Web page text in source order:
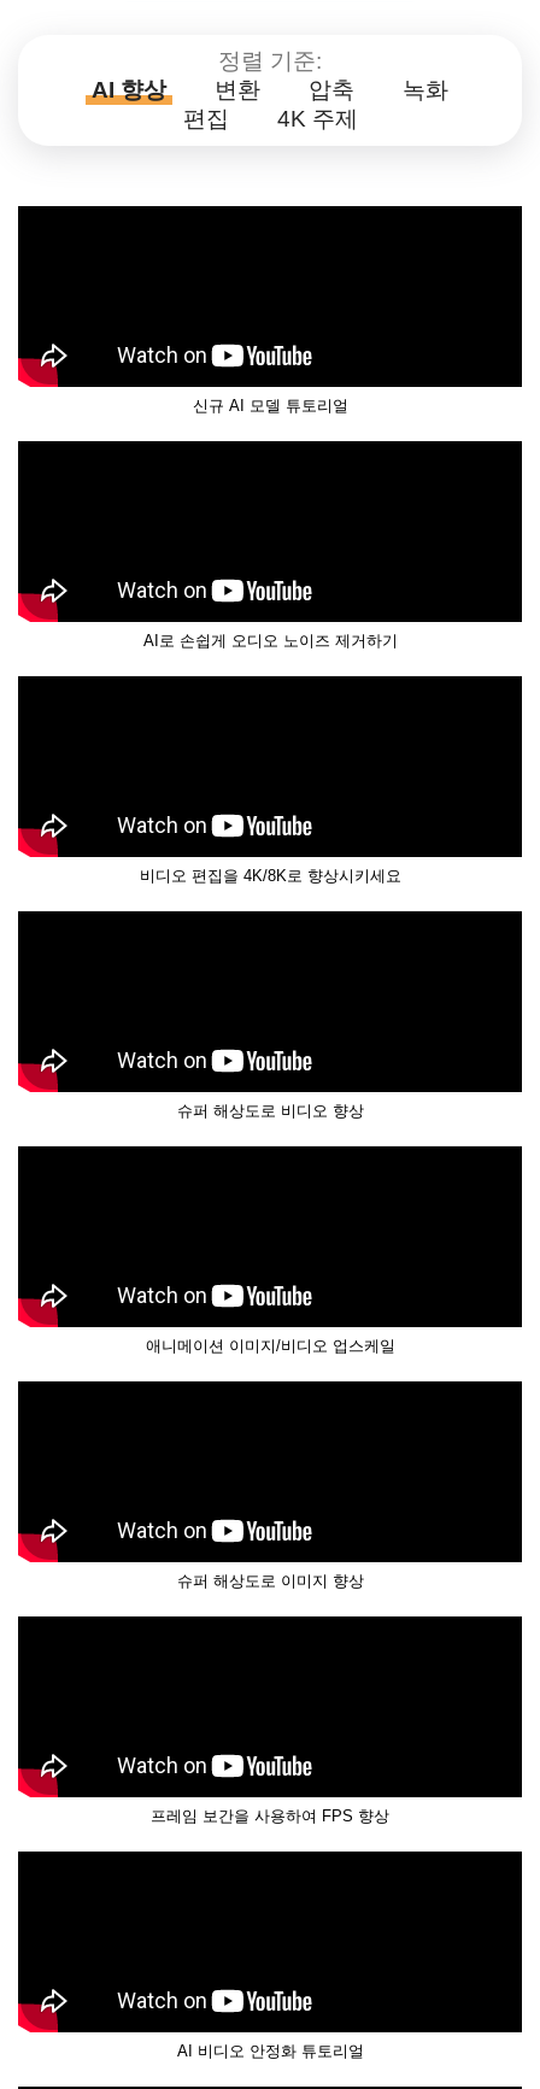
정렬 기준:
AI 향상
변환 압축
녹화
편집
4K 주제
신규 AI 모델 튜토리얼
AI로 손쉽게 오디오 노이즈 제거하기
비디오 편집을 4K/8K로 향상시키세요
슈퍼 해상도로 비디오 향상
애니메이션 이미지/비디오 업스케일
슈퍼 해상도로 이미지 향상
프레임 보간을 사용하여 FPS 향상
AI 비디오 안정화 튜토리얼